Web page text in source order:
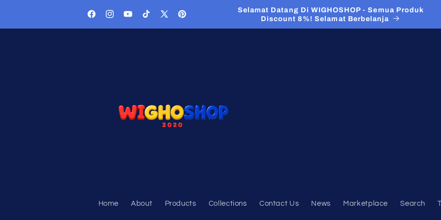
FacebookInstagramYouTubeTikTokX
Pinterest
Selamat Datang Di WIGHOSHOP - Semua Produk
Discount 8%! Selamat Berbelanja
Home About Products Collections Contact Us News Marketplace Search